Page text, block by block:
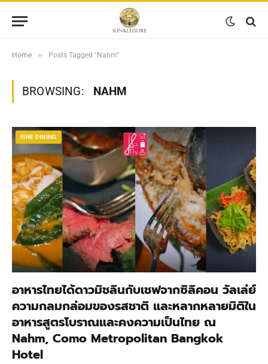
Home » Posts Tagged "Nahm"
BROWSING: NAHM
FINE DINING
อาหารไทยได้ดาวมิชลินกับเชฟจากซิลิคอน วัลเล่ย์
ความกลมกล่อมของรสชาติ และหลากหลายมิติใน
อาหารสูตรโบราณและคงความเป็นไทย ณ
Nahm, Como Metropolitan Bangkok
Hotel